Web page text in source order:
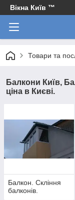
Вікна Київ ™
Товари та
Балкони Київ,
ціна в Києві.
Балкон. Скління
балконів.